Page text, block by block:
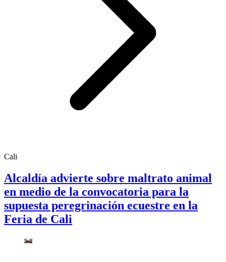
Cali
Alcaldía advierte sobre maltrato animal
en medio de la convocatoria para la
supuesta peregrinación ecuestre en la
Feria de Cali